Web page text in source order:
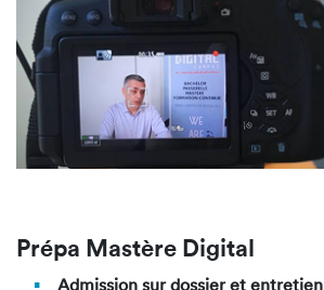
Prépa Mastère Digital
Admission sur dossier et entretien